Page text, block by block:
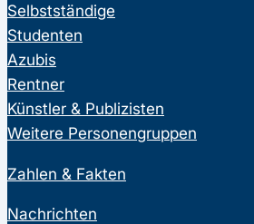
Selbstständige
Studenten
Azubis
Rentner
Künstler & Publizisten
Weitere Personengruppen
Zahlen & Fakten
Nachrichten